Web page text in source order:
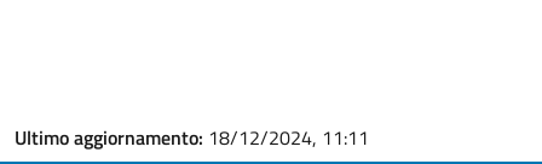
Ultimo aggiornamento: 18/12/2024, 11:11